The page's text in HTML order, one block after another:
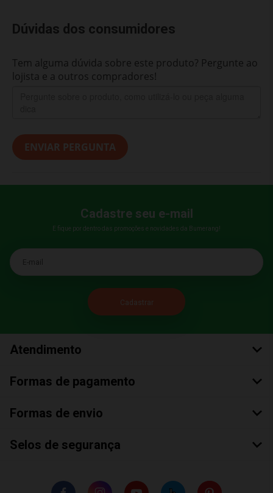
Dúvidas dos consumidores
Tem alguma dúvida sobre este produto? Pergunte ao
lojista e a outros compradores!
ENVIAR PERGUNTA
Cadastre seu e-mail
E fique por dentro das promoções e novidades da Bumerang!
E-mail
Atendimento
Formas de pagamento
Formas de envio
Selos de segurança